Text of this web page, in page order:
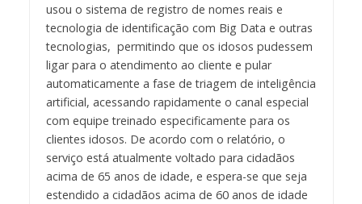
usou o sistema de registro de nomes reais e
tecnologia de identificação com Big Data e outras
tecnologias, permitindo que os idosos pudessem
ligar para o atendimento ao cliente e pular
automaticamente a fase de triagem de inteligência
artificial, acessando rapidamente o canal especial
com equipe treinado especificamente para os
clientes idosos. De acordo com o relatório, o
serviço está atualmente voltado para cidadãos
acima de 65 anos de idade, e espera-se que seja
estendido a cidadãos acima de 60 anos de idade